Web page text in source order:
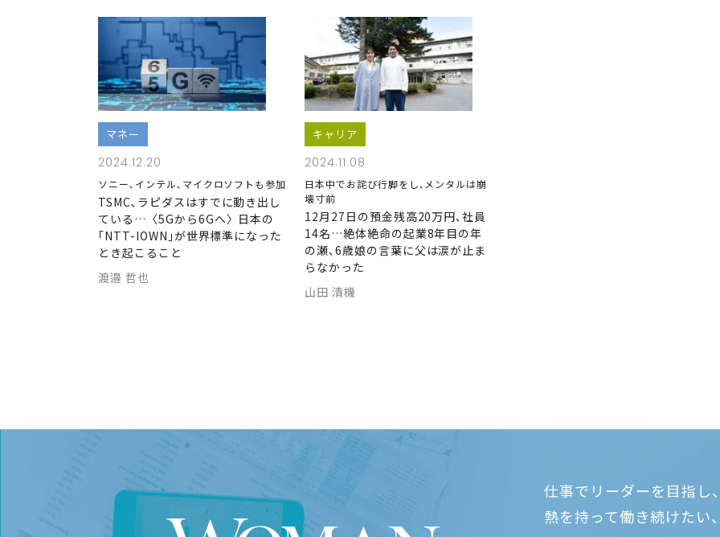
マネー
2024.12.20
ソニー､インテル､マイクロソフトも参加
TSMC､ラピダスはすでに動き出し
ている…〈5Gから6Gへ〉日本の
｢NTT-IOWN｣が世界標準になった
とき起こること
渡邉 哲也
キャリア
2024.11.08
日本中でお詫び行脚をし､メンタルは崩
壊寸前
12月27日の預金残高20万円､社員
14名…絶体絶命の起業8年目の年
の瀬､6歳娘の言葉に父は涙が止ま
らなかった
山田 清機
仕事でリーダーを目指し
熱を持って働き続けたい